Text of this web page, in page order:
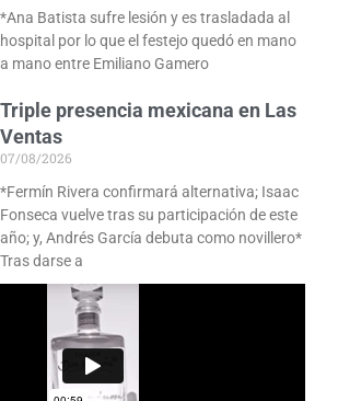
*Ana Batista sufre lesión y es trasladada al
hospital por lo que el festejo quedó en mano
a mano entre Emiliano Gamero
Triple presencia mexicana en Las
Ventas
07/08/2026
*Fermín Rivera confirmará alternativa; Isaac
Fonseca vuelve tras su participación de este
año; y, Andrés García debuta como novillero*
Tras darse a